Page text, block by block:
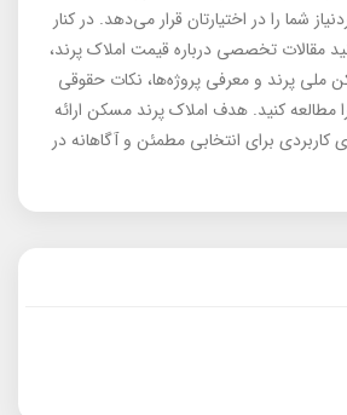
شما را در اختیارتان قرار می‌دهد. در کنار
مقالات تخصصی درباره قیمت املاک پرند،
پرند و معرفی پروژه‌ها، نکات حقوقی
مطالعه کنید. هدف املاک پرند مسکن ارائه
کاربردی برای انتخابی مطمئن و آگاهانه در